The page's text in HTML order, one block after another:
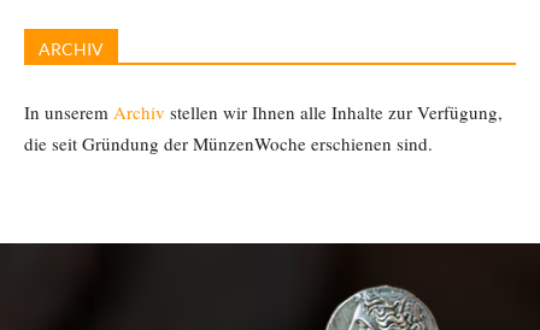
ARCHIV
In unserem Archiv stellen wir Ihnen alle Inhalte zur Verfügung,
die seit Gründung der MünzenWoche erschienen sind.